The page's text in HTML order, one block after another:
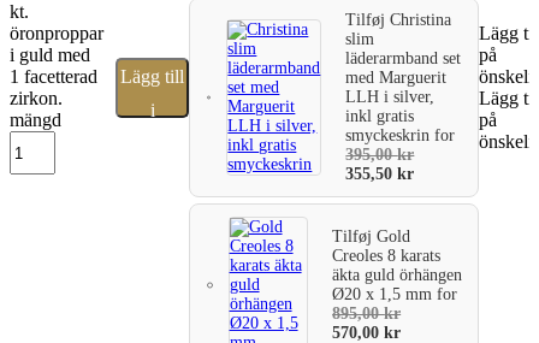
kt.
öronproppar
i guld med
1 facetterad
zirkon.
mängd
Lägg till
i
TilføjChristina
slim
läderarmband set
med Marguerit
LLH i silver,
inkl gratis
smyckeskrinfor
395,00kr
355,50kr
TilføjGold
Creoles 8 karats
äkta guld örhängen
Ø20 x 1,5 mmfor
895,00kr
570,00kr
Lägg
på
Lägg
på